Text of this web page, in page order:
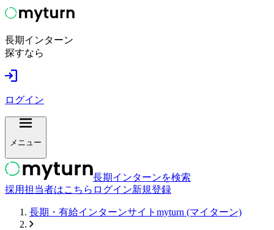
長期インターン
探すなら
ログイン
メニュー
長期インターンを検索
採用担当者はこちら ログイン新規登録
長期・有給インターンサイトmyturn (マイターン)